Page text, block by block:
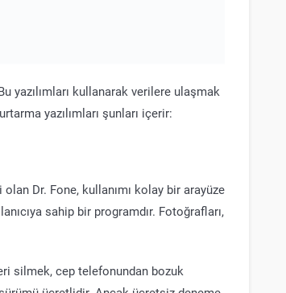
yazılımları kullanarak verilere ulaşmak
yazılımları şunları içerir:
Dr. Fone, kullanımı kolay bir arayüze
sahip bir programdır. Fotoğrafları,
silmek, cep telefonundan bozuk